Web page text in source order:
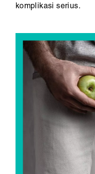
komplikasi serius.